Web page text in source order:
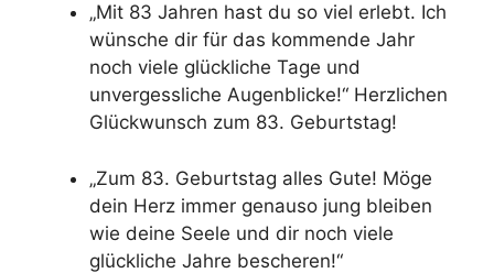
„Mit 83 Jahren hast du so viel erlebt. Ich
wünsche dir für das kommende Jahr
noch viele glückliche Tage und
unvergessliche Augenblicke!“ Herzlichen
Glückwunsch zum 83. Geburtstag!
„Zum 83. Geburtstag alles Gute! Möge
dein Herz immer genauso jung bleiben
wie deine Seele und dir noch viele
glückliche Jahre bescheren!“